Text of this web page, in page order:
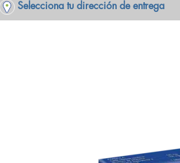
Selecciona tu dirección de entrega